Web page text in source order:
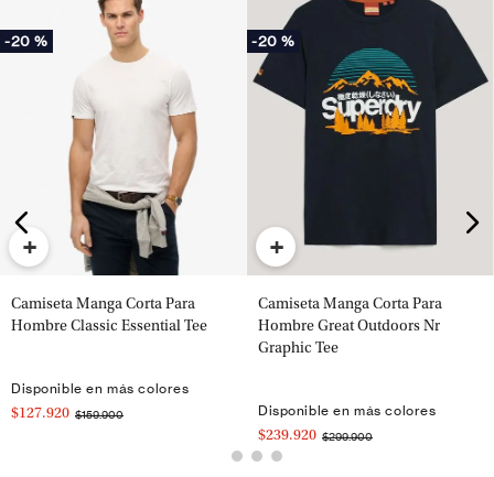
-20 %
+
Camiseta Manga Corta Para
Hombre Classic Essential Tee
Disponible en más colores
$127.920 $159.900
-20 %
+
Camiseta Manga Corta Para
Hombre Great Outdoors Nr
Graphic Tee
Disponible en más colores
$239.920 $299.900